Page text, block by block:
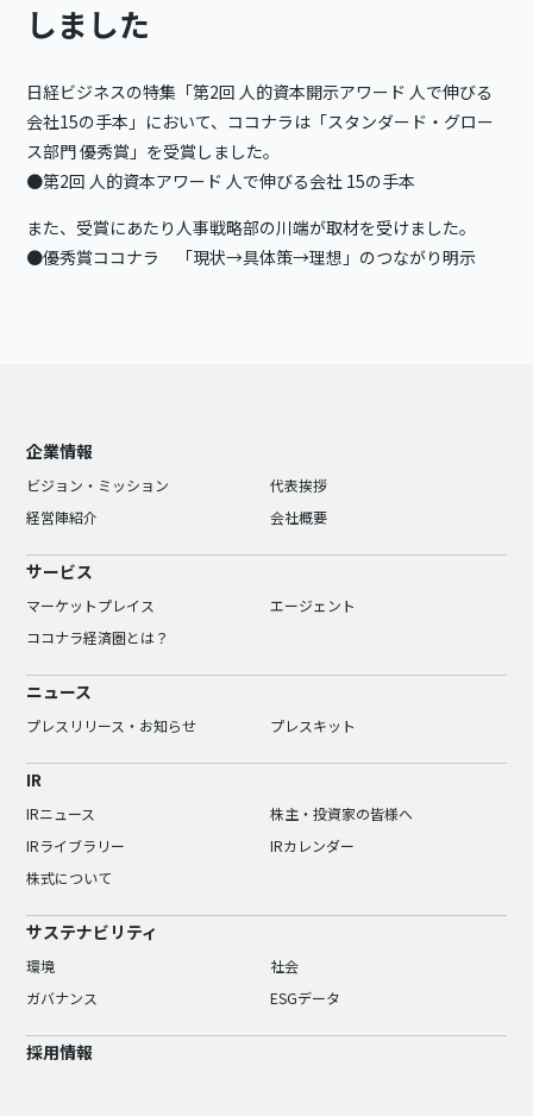
しました
日経ビジネスの特集「第2回 人的資本開示アワード 人で伸びる
会社15の手本」において、ココナラは「スタンダード・グロー
ス部門 優秀賞」を受賞しました。
●第2回 人的資本アワード 人で伸びる会社 15の手本
また、受賞にあたり人事戦略部の川端が取材を受けました。
●優秀賞ココナラ 「現状→具体策→理想」のつながり明示
企業情報
ビジョン・ミッション
代表挨拶
経営陣紹介
会社概要
サービス
マーケットプレイス
エージェント
ココナラ経済圏とは？
ニュース
プレスリリース・お知らせ プレスキット
IR
IRニュース
株主・投資家の皆様へ
IRライブラリー
IRカレンダー
株式について
サステナビリティ
環境
社会
ガバナンス
ESGデータ
採用情報